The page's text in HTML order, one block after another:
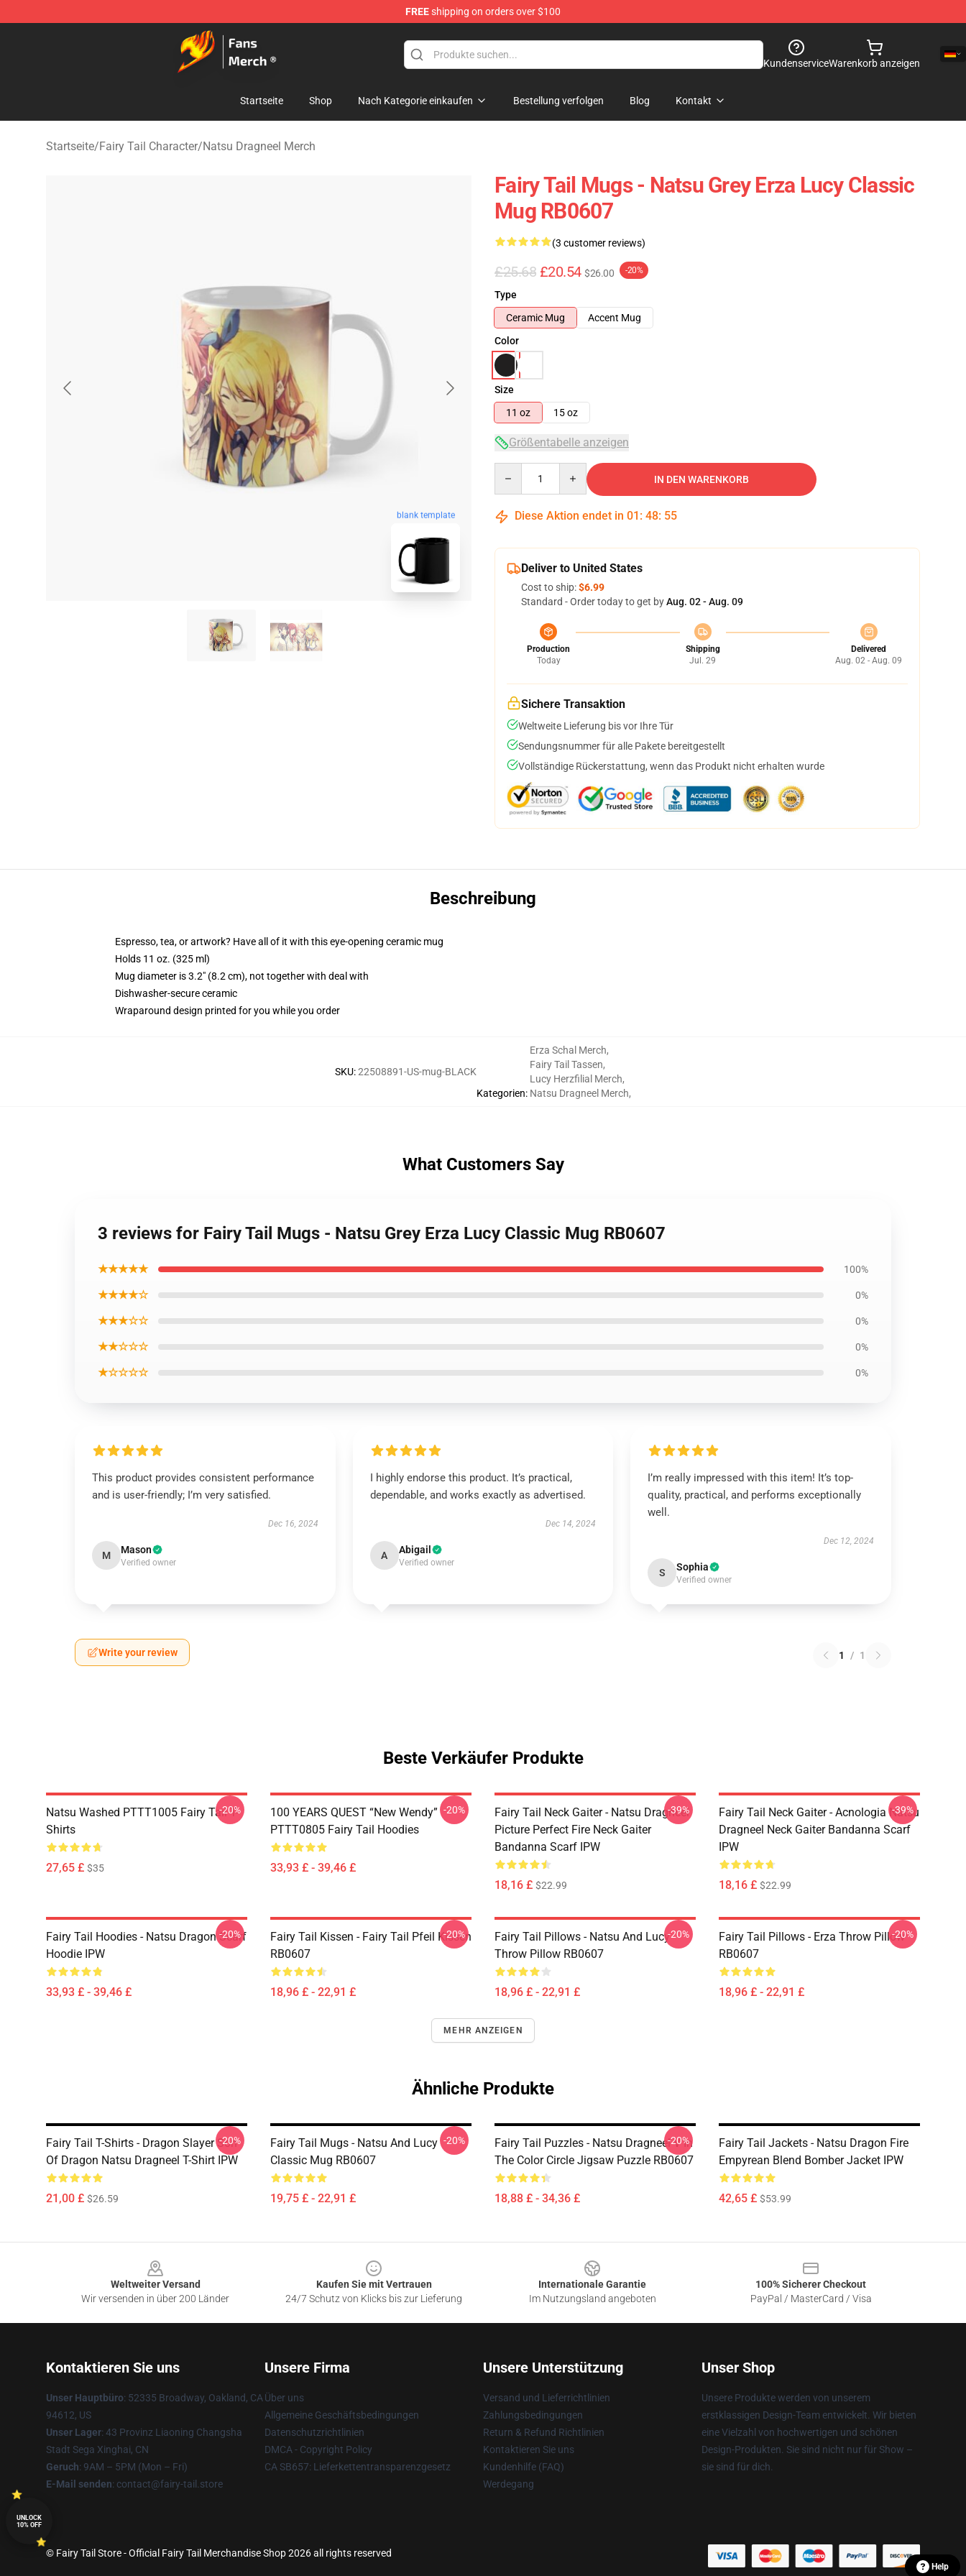
FREEshipping on orders over $100
Fairy Tail Store - Official Fairy Tail Merchandise Shop
KundenserviceWarenkorb anzeigen
Startseite Shop Nach Kategorie einkaufen Bestellung verfolgen Blog Kontakt
Startseite/Fairy Tail Character/Natsu Dragneel Merch
blank template
Fairy Tail Mugs - Natsu Grey Erza Lucy Classic
Mug RB0607
(3 customer reviews)
£25.68 £20.54 $26.00 -20%
Type
Ceramic Mug
Accent Mug
Color
Size
11 oz
15 oz
Größentabelle anzeigen
IN DEN WARENKORB
Diese Aktion endet in 01 : 48: 54
Deliver to United States
Cost to ship:$6.99
Standard - Order today to get byAug. 02 - Aug. 09
Production
Today
Shipping
Jul. 29
Delivered
Aug. 02 - Aug. 09
Sichere Transaktion
Weltweite Lieferung bis vor Ihre Tür
Sendungsnummer für alle Pakete bereitgestellt
Vollständige Rückerstattung, wenn das Produkt nicht erhalten wurde
Beschreibung
Espresso, tea, or artwork? Have all of it with this eye-opening ceramic mug
Holds 11 oz. (325 ml)
Mug diameter is 3.2" (8.2 cm), not together with deal with
Dishwasher-secure ceramic
Wraparound design printed for you while you order
SKU:22508891-US-mug-BLACK
Kategorien:
Erza Schal Merch,
Fairy Tail Tassen,
Lucy Herzfilial Merch,
Natsu Dragneel Merch,
What Customers Say
3 reviews for Fairy Tail Mugs - Natsu Grey Erza Lucy Classic Mug RB0607
★★★★★ 100%
★★★★☆ 0%
★★★☆☆ 0%
★★☆☆☆ 0%
★☆☆☆☆ 0%
This product provides consistent performance
and is user-friendly; I’m very satisfied.
Dec 16, 2024
M Mason
Verified owner
I highly endorse this product. It’s practical,
dependable, and works exactly as advertised.
Dec 14, 2024
A Abigail
Verified owner
I’m really impressed with this item! It’s top-
quality, practical, and performs exceptionally
well.
Dec 12, 2024
S Sophia
Verified owner
Write your review 1 / 1
Beste Verkäufer Produkte
Natsu Washed PTTT1005 Fairy Tail T-
Shirts
27,65 £ $35
-20%
100 YEARS QUEST “New Wendy”
PTTT0805 Fairy Tail Hoodies
33,93 £ - 39,46 £
-20%
Fairy Tail Neck Gaiter - Natsu Dragneel
Picture Perfect Fire Neck Gaiter
Bandanna Scarf IPW
18,16 £ $22.99
-39%
Fairy Tail Neck Gaiter - Acnologia Natsu
Dragneel Neck Gaiter Bandanna Scarf
IPW
18,16 £ $22.99
-39%
Fairy Tail Hoodies - Natsu Dragon Scarf
Hoodie IPW
33,93 £ - 39,46 £
-20%
Fairy Tail Kissen - Fairy Tail Pfeil Kissen
RB0607
18,96 £ - 22,91 £
-20%
Fairy Tail Pillows - Natsu And Lucy
Throw Pillow RB0607
18,96 £ - 22,91 £
-20%
Fairy Tail Pillows - Erza Throw Pillow
RB0607
18,96 £ - 22,91 £
-20%
MEHR ANZEIGEN
Ähnliche Produkte
Fairy Tail T-Shirts - Dragon Slayer Son
Of Dragon Natsu Dragneel T-Shirt IPW
21,00 £ $26.59
-20%
Fairy Tail Mugs - Natsu And Lucy
Classic Mug RB0607
19,75 £ - 22,91 £
-20%
Fairy Tail Puzzles - Natsu Dragneel V In
The Color Circle Jigsaw Puzzle RB0607
18,88 £ - 34,36 £
-20%
Fairy Tail Jackets - Natsu Dragon Fire
Empyrean Blend Bomber Jacket IPW
42,65 £ $53.99
Weltweiter Versand
Wir versenden in über 200 Länder
Kaufen Sie mit Vertrauen
24/7 Schutz von Klicks bis zur Lieferung
Internationale Garantie
Im Nutzungsland angeboten
100% Sicherer Checkout
PayPal / MasterCard / Visa
Kontaktieren Sie uns
Unser Hauptbüro: 52335 Broadway, Oakland, CA
94612, US
Unser Lager: 43 Provinz Liaoning Changsha
Stadt Sega Xinghai, CN
Geruch: 9AM – 5PM (Mon – Fri)
E-Mail senden: contact@fairy-tail.store
Unsere Firma
Über uns
Allgemeine Geschäftsbedingungen
Datenschutzrichtlinien
DMCA - Copyright Policy
CA SB657: Lieferkettentransparenzgesetz
Unsere Unterstützung
Versand und Lieferrichtlinien
Zahlungsbedingungen
Return & Refund Richtlinien
Kontaktieren Sie uns
Kundenhilfe (FAQ)
Werdegang
Unser Shop
Unsere Produkte werden von unserem
erstklassigen Design-Team entwickelt. Wir bieten
eine Vielzahl von hochwertigen und schönen
Design-Produkten. Sie sind nicht nur für Show –
sie sind für dich.
© Fairy Tail Store - Official Fairy Tail Merchandise Shop 2026 all rights reserved
Help
UNLOCK
10% OFF